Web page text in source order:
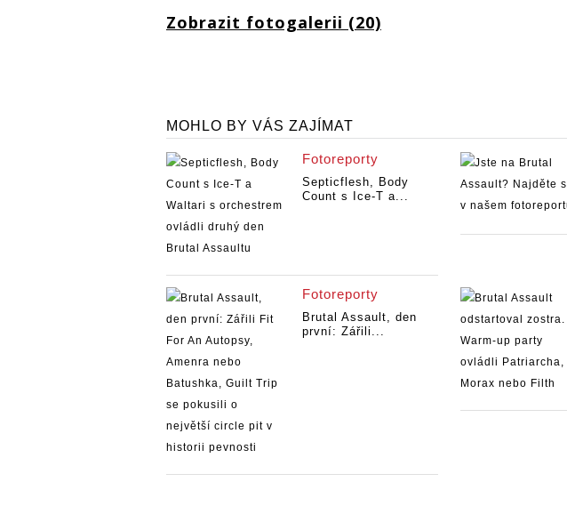
Zobrazit fotogalerii (20)
MOHLO BY VÁS ZAJÍMAT
Fotoreporty
Septicflesh, Body
Count s Ice-T a...
Fotoreporty
Brutal Assault, den
první: Zářili...